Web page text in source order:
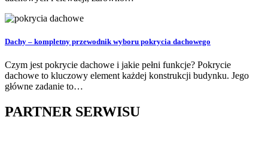
Dachy – kompletny przewodnik wyboru pokrycia dachowego
Czym jest pokrycie dachowe i jakie pełni funkcje? Pokrycie
dachowe to kluczowy element każdej konstrukcji budynku. Jego
główne zadanie to…
PARTNER SERWISU